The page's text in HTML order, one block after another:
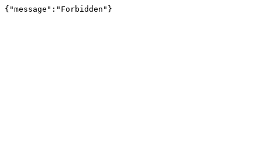
{"message":"Forbidden"}